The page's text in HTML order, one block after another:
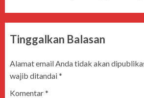
Tinggalkan Balasan
Alamat email Anda tidak akan
wajib ditandai*
Komentar*